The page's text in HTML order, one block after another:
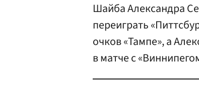
Шайба Александра
переиграть
очков «Тампе», а
в матче с